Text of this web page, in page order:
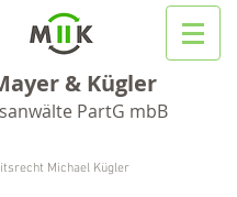
& Kügler
PartG mbB
Michael Kügler